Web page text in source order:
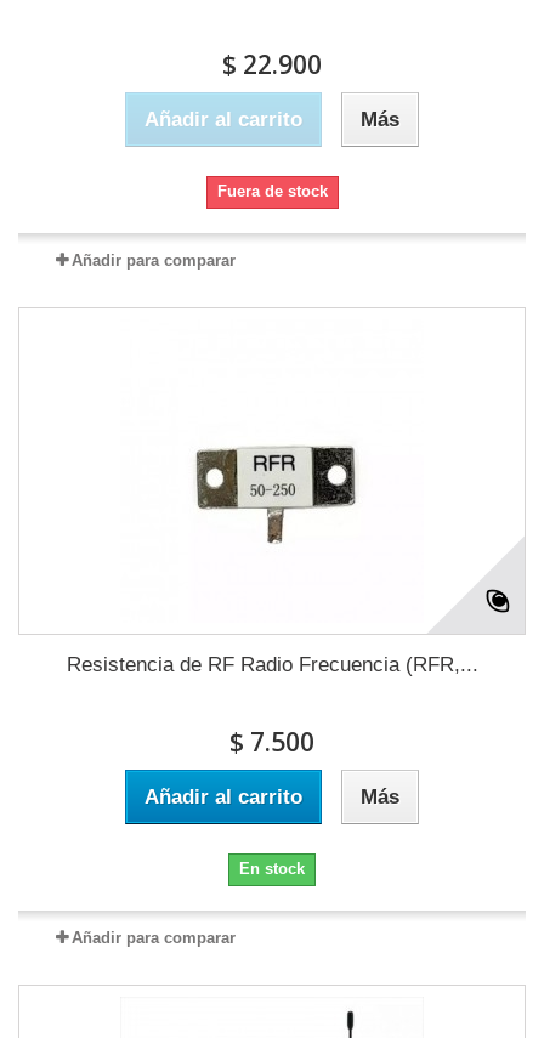
$ 22.900
Añadir al carrito Más
Fuera de stock
Añadir para comparar
Resistencia de RF Radio Frecuencia (RFR,...
$ 7.500
Añadir al carrito Más
En stock
Añadir para comparar